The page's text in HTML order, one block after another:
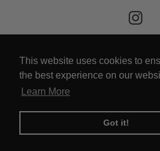
This website uses cookies to
the best experience on our
Learn More
Got it!
HORN FACTORY